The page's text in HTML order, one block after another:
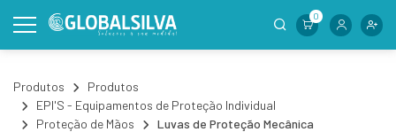
0
Produtos
Produtos
EPI'S - Equipamentos de Proteção Individual
Proteção de Mãos
Luvas de Proteção Mecânica